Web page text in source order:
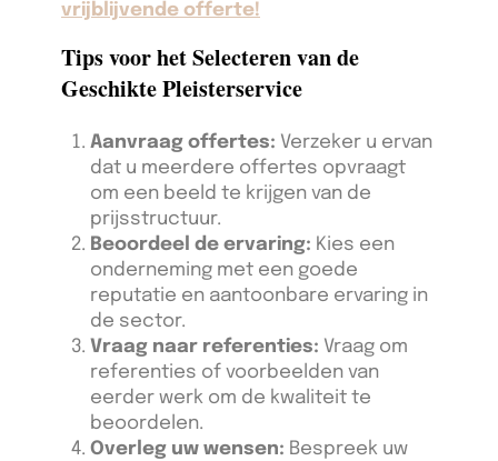
vrijblijvende offerte!
Tips voor het Selecteren van de
Geschikte Pleisterservice
Aanvraag offertes: Verzeker u ervan
dat u meerdere offertes opvraagt
om een beeld te krijgen van de
prijsstructuur.
Beoordeel de ervaring: Kies een
onderneming met een goede
reputatie en aantoonbare ervaring in
de sector.
Vraag naar referenties: Vraag om
referenties of voorbeelden van
eerder werk om de kwaliteit te
beoordelen.
Overleg uw wensen: Bespreek uw